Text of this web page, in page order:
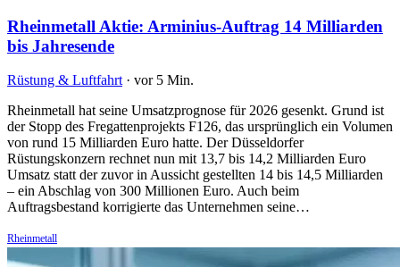
Rheinmetall Aktie: Arminius-Auftrag 14 Milliarden
bis Jahresende
Rüstung & Luftfahrt · vor 5 Min.
Rheinmetall hat seine Umsatzprognose für 2026 gesenkt. Grund ist
der Stopp des Fregattenprojekts F126, das ursprünglich ein Volumen
von rund 15 Milliarden Euro hatte. Der Düsseldorfer
Rüstungskonzern rechnet nun mit 13,7 bis 14,2 Milliarden Euro
Umsatz statt der zuvor in Aussicht gestellten 14 bis 14,5 Milliarden
– ein Abschlag von 300 Millionen Euro. Auch beim
Auftragsbestand korrigierte das Unternehmen seine…
Rheinmetall